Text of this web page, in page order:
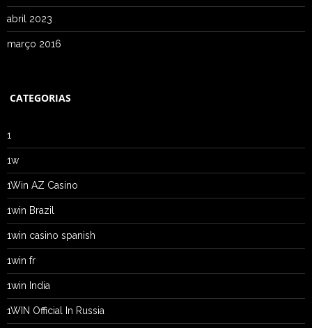
abril 2023
março 2016
CATEGORIAS
1
1w
1Win AZ Casino
1win Brazil
1win casino spanish
1win fr
1win India
1WIN Official In Russia